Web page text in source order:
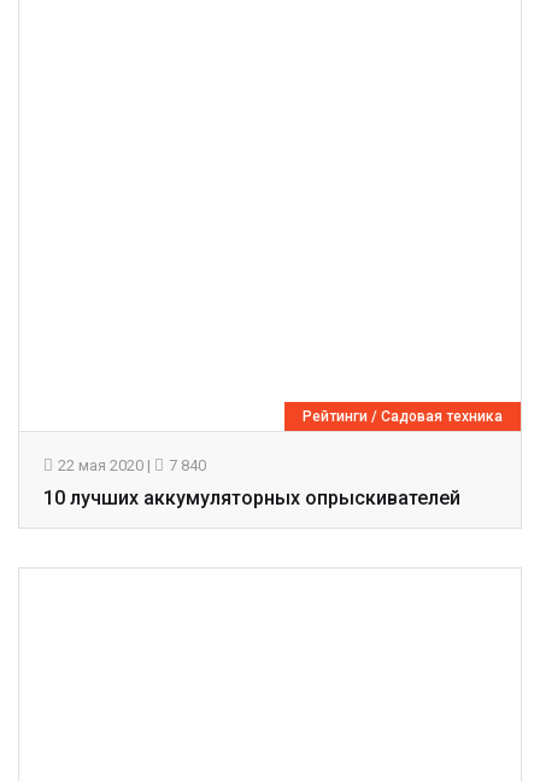
Рейтинги / Садовая техника
22 мая 2020 | 7 840
10 лучших аккумуляторных опрыскивателей